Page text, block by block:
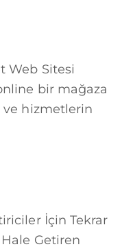
Web Sitesi
bir mağaza
hizmetlerin
İçin Tekrar
Hale Getiren